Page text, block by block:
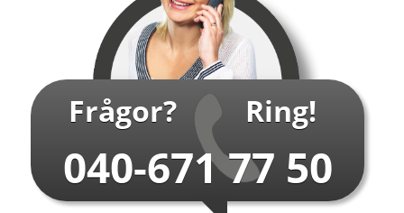
Frågor? Ring!
040-671 77 50